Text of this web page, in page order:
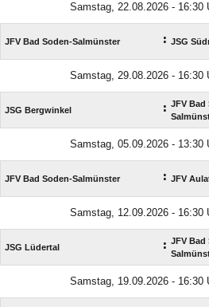
Samstag, 22.08.2026 - 16:30
JFV Bad Soden-Salmünster : JSG
Samstag, 29.08.2026 - 16:30
JSG Bergwinkel : JFV Bad
Samstag, 05.09.2026 - 13:30
JFV Bad Soden-Salmünster : JFV
Samstag, 12.09.2026 - 16:30
JSG Lüdertal : JFV Bad
Samstag, 19.09.2026 - 16:30